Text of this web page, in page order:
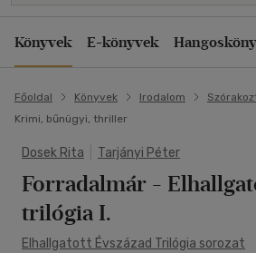
Könyvek E-könyvek
Főoldal Könyvek Irodalom
Krimi, bűnügyi, thriller
Dosek Rita Tarjányi Péter
Forradalmár -
trilógia I.
Elhallgatott Évszázad Trilógia sorozat